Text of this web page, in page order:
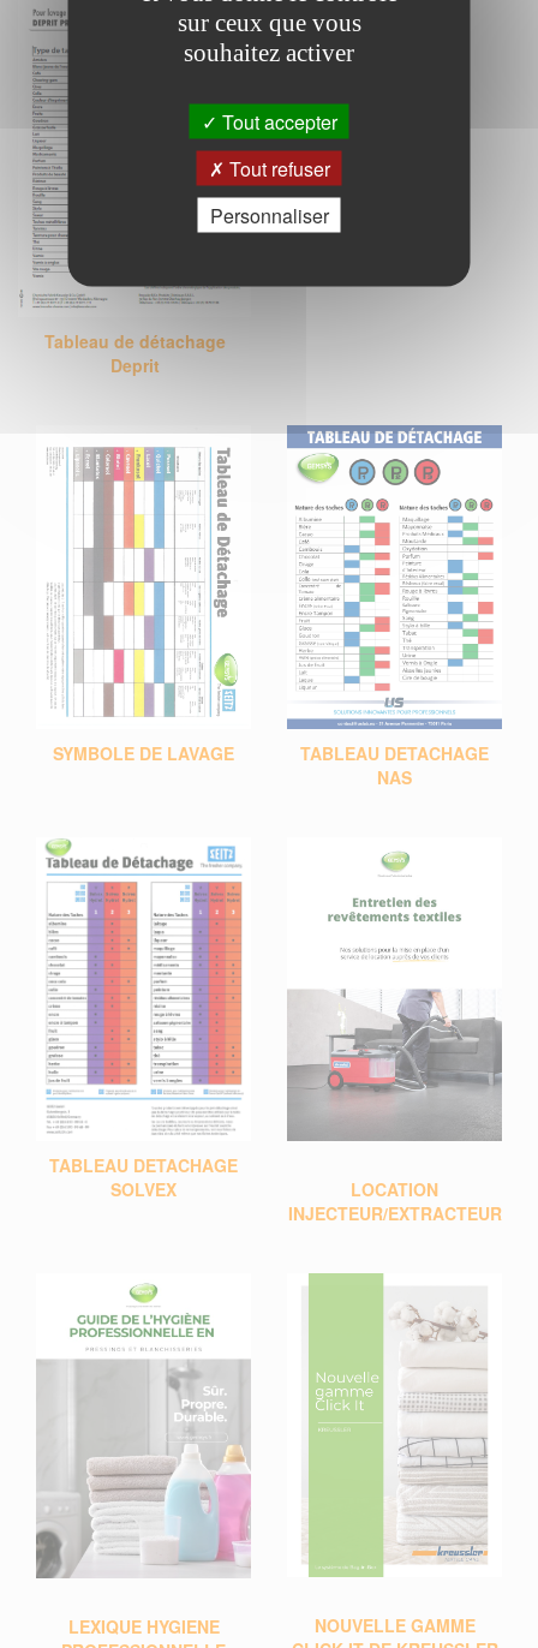
Tableau de détachage
Deprit
SYMBOLE DE LAVAGE
TABLEAU DETACHAGE
NAS
TABLEAU DETACHAGE
SOLVEX
LOCATION
INJECTEUR/EXTRACTEUR
LEXIQUE HYGIENE
NOUVELLE GAMME
sur ceux que vous
souhaitez activer
Tout accepter
Tout refuser
Personnaliser